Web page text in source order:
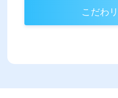
こだわ